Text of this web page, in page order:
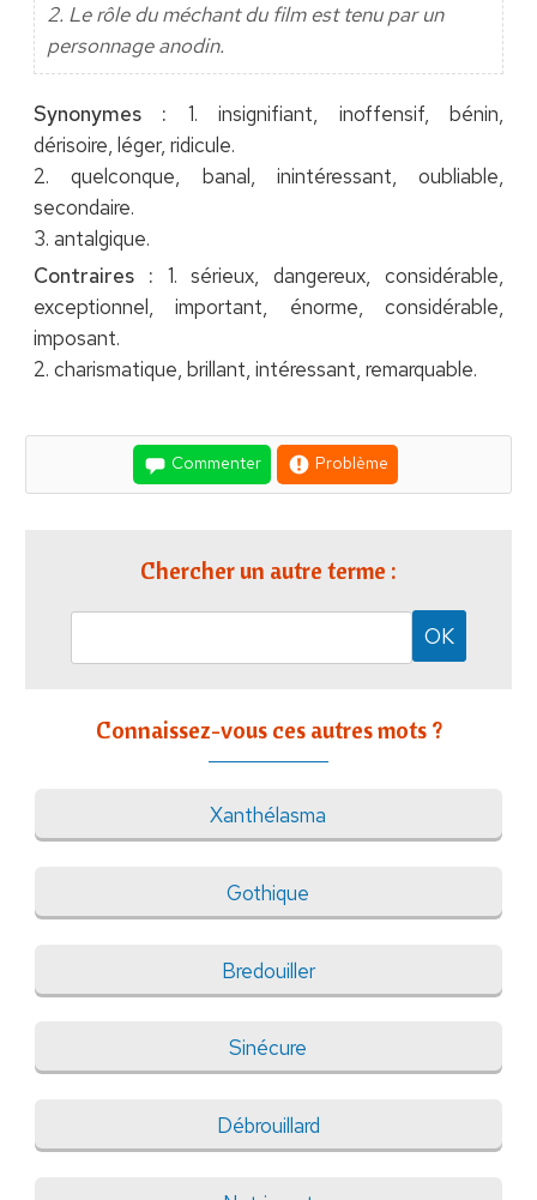
2. Le rôle du méchant du film est tenu par un
personnage anodin.
Synonymes : 1. insignifiant, inoffensif, bénin,
dérisoire, léger, ridicule.
2. quelconque, banal, inintéressant, oubliable,
secondaire.
3. antalgique.
Contraires : 1. sérieux, dangereux, considérable,
exceptionnel, important, énorme, considérable,
imposant.
2. charismatique, brillant, intéressant, remarquable.
Commenter Problème
Chercher un autre terme :
Connaissez-vous ces autres mots ?
Xanthélasma
Gothique
Bredouiller
Sinécure
Débrouillard